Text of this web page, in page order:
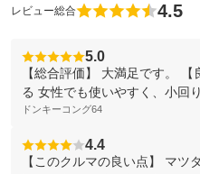
レビュー総合 4.5
5.0
【総合評価】 大満足です。
る 女性でも使いやすく、小回
ドンキーコング64
4.4
【このクルマの良い点】 マツ